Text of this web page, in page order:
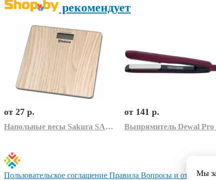
рекомендует
от 27 р.
Напольные весы Sakura SA-5065WD
от 141 р.
Мы
Пользовательское соглашение Правила Вопросы и ответы